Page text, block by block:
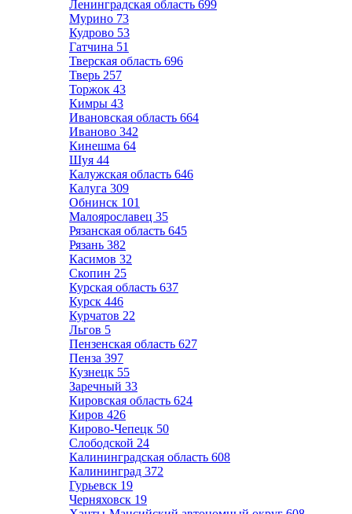
Ленинградская область 699
Мурино 73
Кудрово 53
Гатчина 51
Тверская область 696
Тверь 257
Торжок 43
Кимры 43
Ивановская область 664
Иваново 342
Кинешма 64
Шуя 44
Калужская область 646
Калуга 309
Обнинск 101
Малоярославец 35
Рязанская область 645
Рязань 382
Касимов 32
Скопин 25
Курская область 637
Курск 446
Курчатов 22
Льгов 5
Пензенская область 627
Пенза 397
Кузнецк 55
Заречный 33
Кировская область 624
Киров 426
Кирово-Чепецк 50
Слободской 24
Калининградская область 608
Калининград 372
Гурьевск 19
Черняховск 19